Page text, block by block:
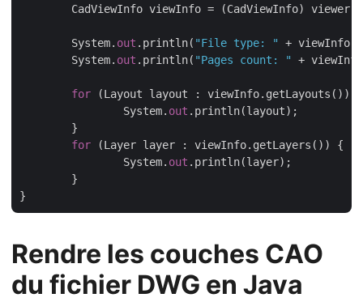
	System.
out .println( "File type: "
+
	System.
out .println( "Pages count: " +
for (Layout layout : viewInfo.getLayouts()) {
		System.
out .println(layout);
for (Layer layer : viewInfo.getLayers()) {
		System.
out .println(layer);
Rendre les couches CAO
du fichier DWG en Java